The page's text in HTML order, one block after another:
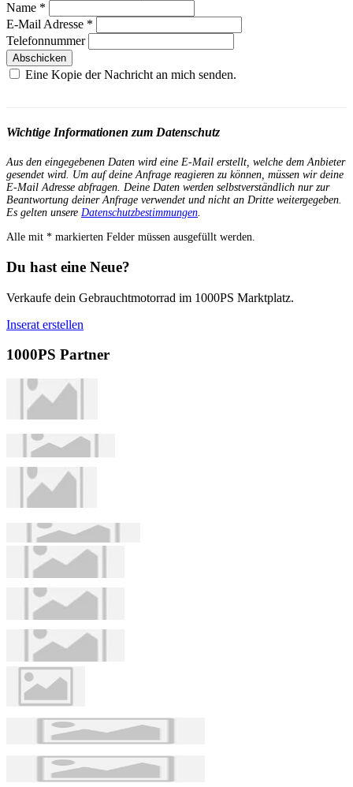
Name *
E-Mail Adresse *
Telefonnummer
Abschicken
Eine Kopie der Nachricht an mich senden.
Wichtige Informationen zum Datenschutz
Aus den eingegebenen Daten wird eine E-Mail erstellt, welche dem Anbieter
gesendet wird. Um auf deine Anfrage reagieren zu können, müssen wir deine
E-Mail Adresse abfragen. Deine Daten werden selbstverständlich nur zur
Beantwortung deiner Anfrage verwendet und nicht an Dritte weitergegeben.
Es gelten unsere Datenschutzbestimmungen
Alle mit * markierten Felder müssen ausgefüllt werden.
Du hast eine Neue?
Verkaufe dein Gebrauchtmotorrad im 1000PS Marktplatz.
Inserat erstellen
1000PS Partner